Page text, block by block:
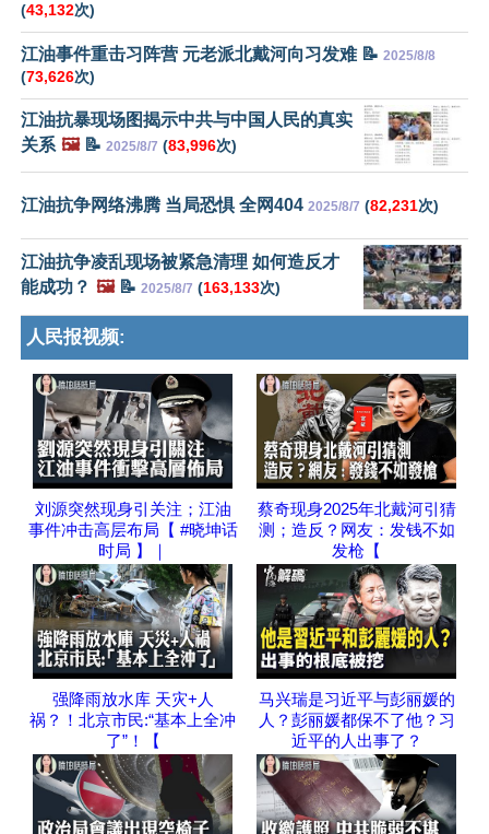
(43,132次)
江油事件重击习阵营 元老派北戴河向习发难 📝 2025/8/8
(73,626次)
江油抗暴现场图揭示中共与中国人民的真实
关系 🖼️📝 2025/8/7 (83,996次)
江油抗争网络沸腾 当局恐惧 全网404 2025/8/7 (82,231次)
江油抗争凌乱现场被紧急清理 如何造反才
能成功？ 🖼️📝 2025/8/7 (163,133次)
人民报视频:
刘源突然现身引关注；江油
事件冲击高层布局【 #晓坤话
时局 】｜
蔡奇现身2025年北戴河引猜
测；造反？网友：发钱不如
发枪【
强降雨放水库 天灾+人
祸？！北京市民:“基本上全冲
了”！【
马兴瑞是习近平与彭丽媛的
人？彭丽媛都保不了他？习
近平的人出事了？